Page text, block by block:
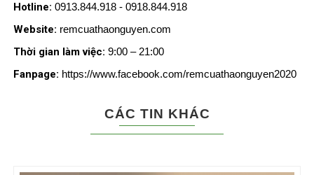
Hotline:0913.844.918 - 0918.844.918
Website: remcuathaonguyen.com
Thời gian làm việc: 9:00 – 21:00
Fanpage: https://www.facebook.com/remcuathaonguyen2020
CÁC TIN KHÁC